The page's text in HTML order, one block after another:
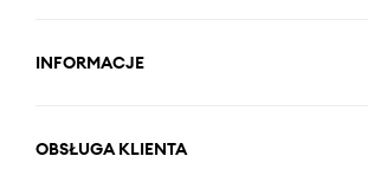
INFORMACJE
OBSŁUGA KLIENTA